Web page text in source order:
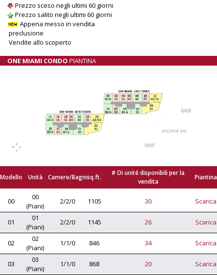
Prezzo sceso negli ultimi 60 giorni
Prezzo salito negli ultimi 60 giorni
Appena messo in vendita
preclusione
Vendite allo scoperto
ONE MIAMI CONDO PIANTINA
Modello Unità Camere/Bagnisq.ft.
# Di unité disponibili per la
vendita
Piantina
00
00
(Piani)
2/2/0 1105 30 Scarica
01
01
(Piani)
2/2/0 1145 26 Scarica
02
02
(Piani)
1/1/0 846 34 Scarica
03
03
(Piani)
1/1/0 868 20 Scarica